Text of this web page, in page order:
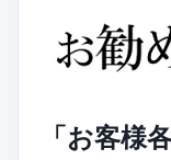
「お客様